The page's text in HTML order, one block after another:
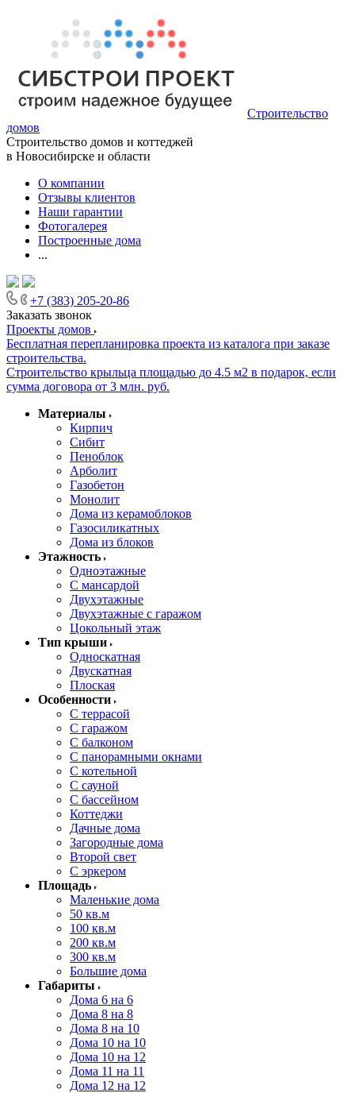
Строительство
домов
Строительство домов и коттеджей
в Новосибирске и области
О компании
Отзывы клиентов
Наши гарантии
Фотогалерея
Построенные дома
...
+7 (383) 205-20-86
Заказать звонок
Проекты домов
Бесплатная перепланировка проекта из каталога при заказе
строительства.
Строительство крыльца площадью до 4.5 м2 в подарок, если
сумма договора от 3 млн. руб.
Материалы
Кирпич
Сибит
Пеноблок
Арболит
Газобетон
Монолит
Дома из керамоблоков
Газосиликатных
Дома из блоков
Этажность
Одноэтажные
С мансардой
Двухэтажные
Двухэтажные с гаражом
Цокольный этаж
Тип крыши
Односкатная
Двускатная
Плоская
Особенности
С террасой
С гаражом
С балконом
С панорамными окнами
С котельной
С сауной
С бассейном
Коттеджи
Дачные дома
Загородные дома
Второй свет
С эркером
Площадь
Маленькие дома
50 кв.м
100 кв.м
200 кв.м
300 кв.м
Большие дома
Габариты
Дома 6 на 6
Дома 8 на 8
Дома 8 на 10
Дома 10 на 10
Дома 10 на 12
Дома 11 на 11
Дома 12 на 12